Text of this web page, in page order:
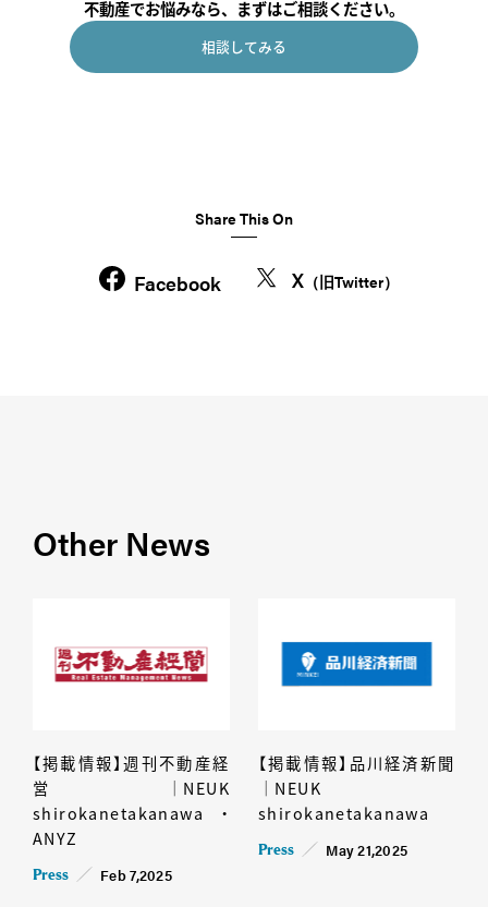
不動産でお悩みなら、まずはご相談ください。
相談してみる
Share This On
Facebook X （旧Twitter）
Other News
【掲載情報】週刊不動産経
営│NEUK
shirokanetakanawa・
ANYZ
Press Feb 7,2025
【掲載情報】品川経済新聞
│NEUK
shirokanetakanawa
Press May 21,2025